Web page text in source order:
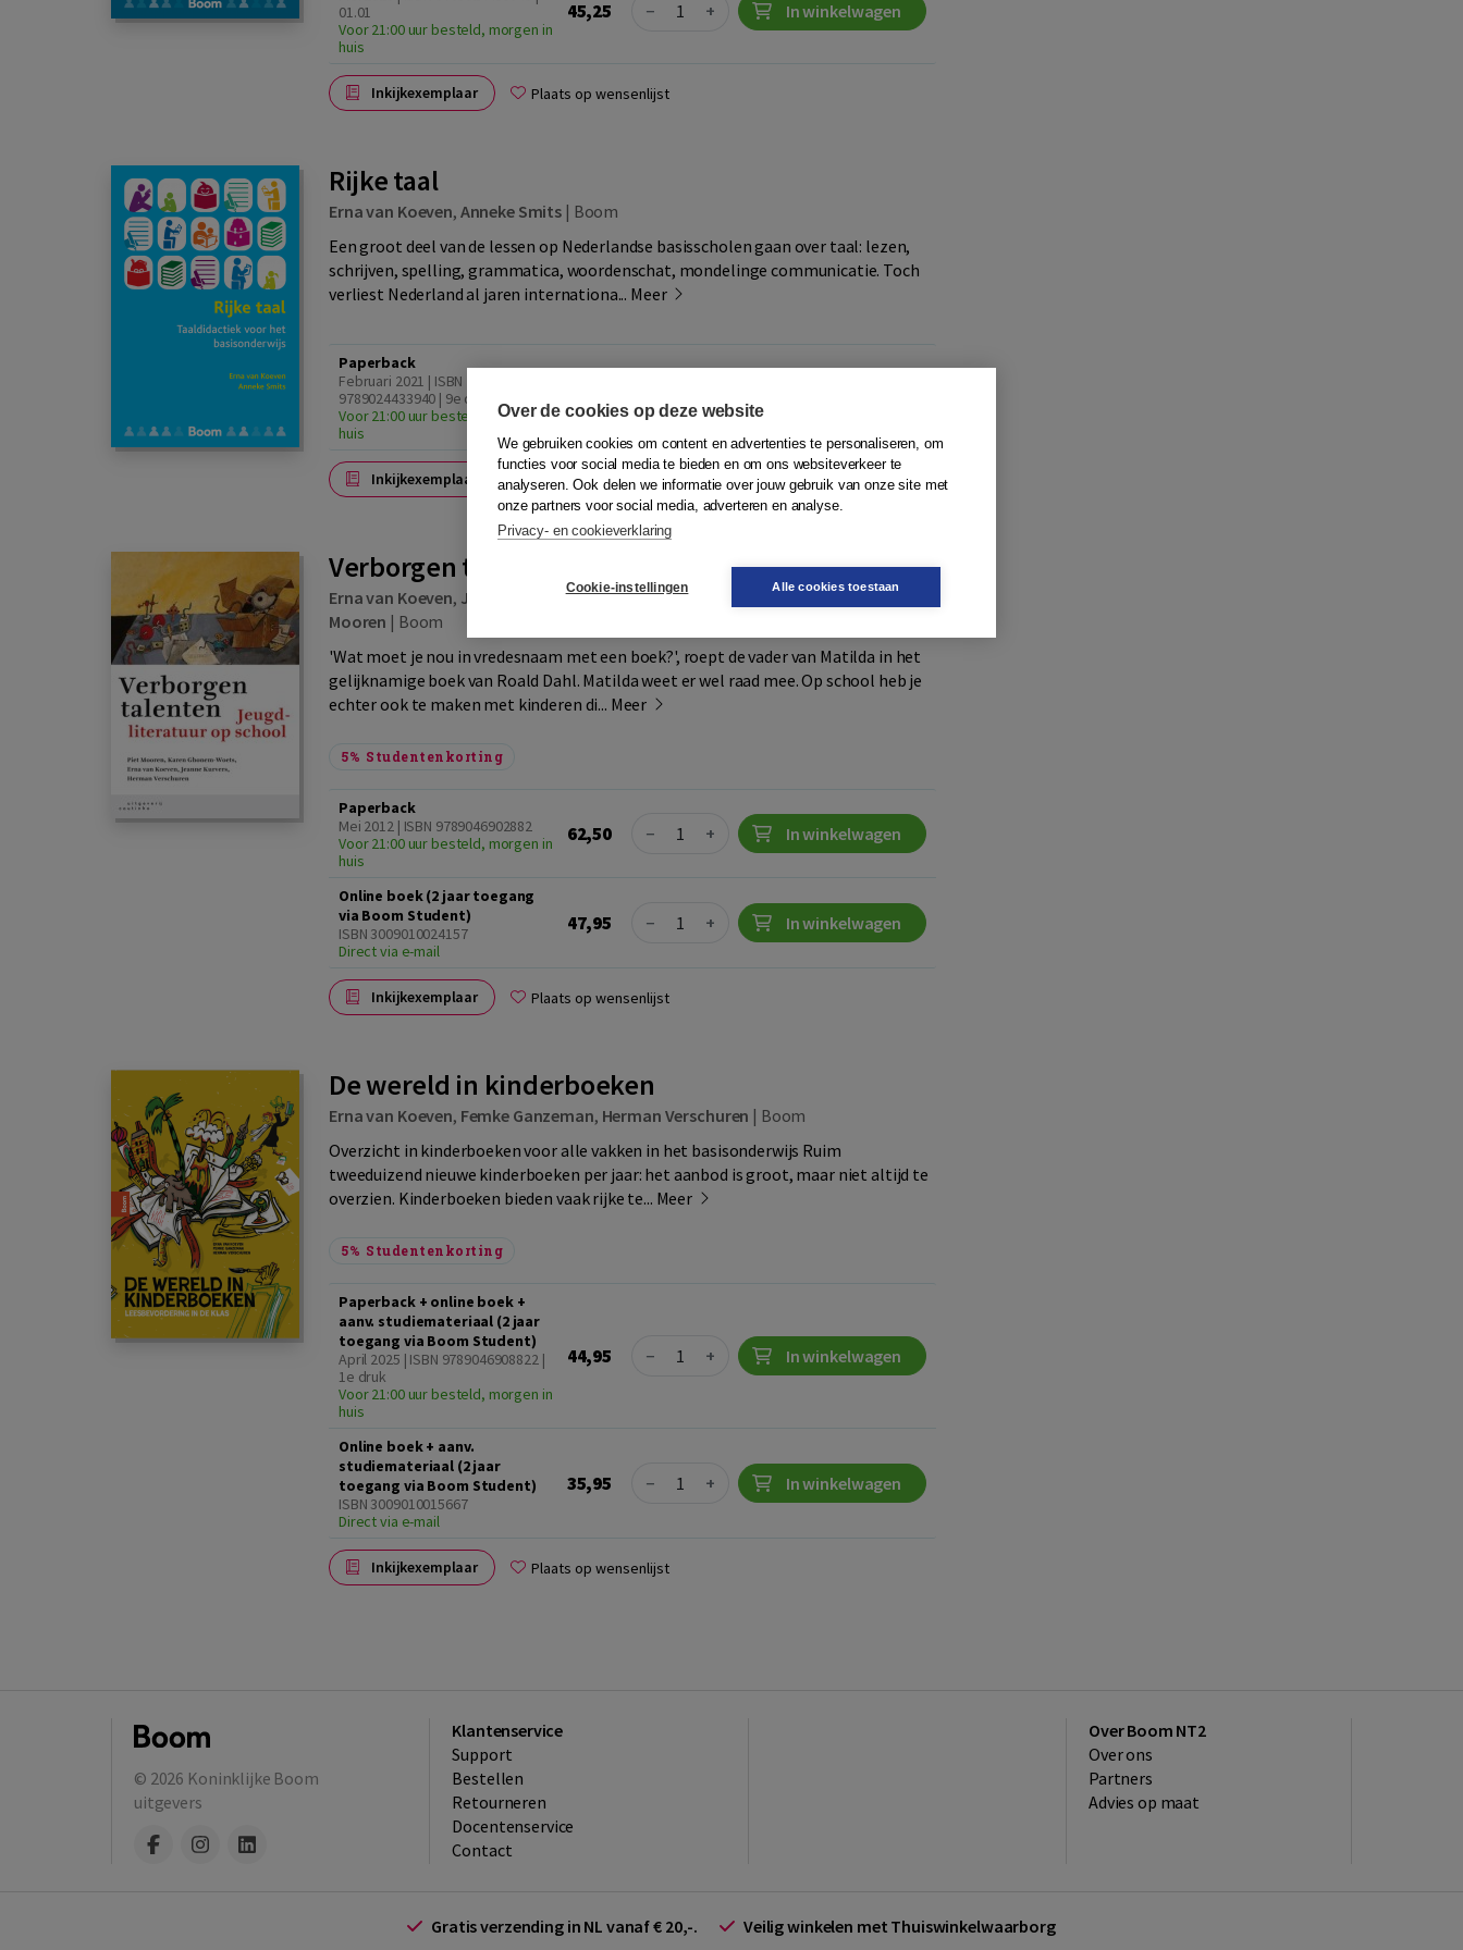
01.01
Voor 21:00 uur besteld, morgen in
huis
45,25 − + In winkelwagen
Inkijkexemplaar Plaats op wensenlijst
Rijke taal
Erna van Koeven, Anneke Smits | Boom
Een groot deel van de lessen op Nederlandse basisscholen gaan over taal: lezen,
schrijven, spelling, grammatica, woordenschat, mondelinge communicatie. Toch
verliest Nederland al jaren internationa... Meer
Paperback
Februari 2021 | ISBN
9789024433940 | 9e druk
Voor 21:00 uur besteld, morgen in
huis
Inkijkexemplaar Plaats op wensenlijst
Verborgen talenten
Erna van Koeven, Jeanne Kurvers,Herman Verschuren Karen Ghonem ,Pieter
Mooren | Boom
'Wat moet je nou in vredesnaam met een boek?', roept de vader van Matilda in het
gelijknamige boek van Roald Dahl. Matilda weet er wel raad mee. Op school heb je
echter ook te maken met kinderen di... Meer
5% Studentenkorting
Paperback
Mei 2012 | ISBN 9789046902882
Voor 21:00 uur besteld, morgen in
huis
62,50 Quantity
− + In winkelwagen
Online boek (2 jaar toegang
via Boom Student)
ISBN 3009010024157
Direct via e-mail
47,95 Quantity
− + In winkelwagen
Inkijkexemplaar Plaats op wensenlijst
De wereld in kinderboeken
Erna van Koeven, Femke Ganzeman, Herman Verschuren | Boom
Overzicht in kinderboeken voor alle vakken in het basisonderwijs Ruim
tweeduizend nieuwe kinderboeken per jaar: het aanbod is groot, maar niet altijd te
overzien. Kinderboeken bieden vaak rijke te... Meer
5% Studentenkorting
Paperback + online boek +
aanv. studiemateriaal (2 jaar
toegang via Boom Student)
April 2025 | ISBN 9789046908822 |
1e druk
Voor 21:00 uur besteld, morgen in
huis
44,95 Quantity
− + In winkelwagen
Online boek + aanv.
studiemateriaal (2 jaar
toegang via Boom Student)
ISBN 3009010015667
Direct via e-mail
35,95 Quantity
− + In winkelwagen
Inkijkexemplaar Plaats op wensenlijst
© 2026 Koninklijke Boom
uitgevers
Klantenservice
Support
Bestellen
​Retourneren
Docentenservice
Contact
Over Boom NT2
Over ons
Partners
Advies op maat
Gratis verzending in NL vanaf € 20,-. Veilig winkelen met Thuiswinkelwaarborg
Over de cookies op deze website
We gebruiken cookies om content en advertenties te personaliseren, om
functies voor social media te bieden en om ons websiteverkeer te
analyseren. Ook delen we informatie over jouw gebruik van onze site met
onze partners voor social media, adverteren en analyse.
Privacy- en cookieverklaring
Cookie-instellingen Alle cookies toestaan